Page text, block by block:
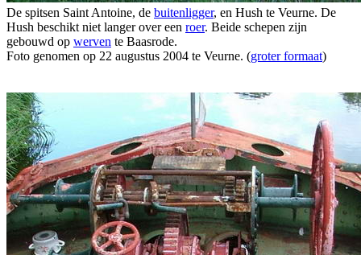
De spitsen Saint Antoine, de buitenligger, en Hush te Veurne. De
Hush beschikt niet langer over een roer. Beide schepen zijn
gebouwd op werven te Baasrode.
Foto genomen op 22 augustus 2004 te Veurne. (groter formaat)